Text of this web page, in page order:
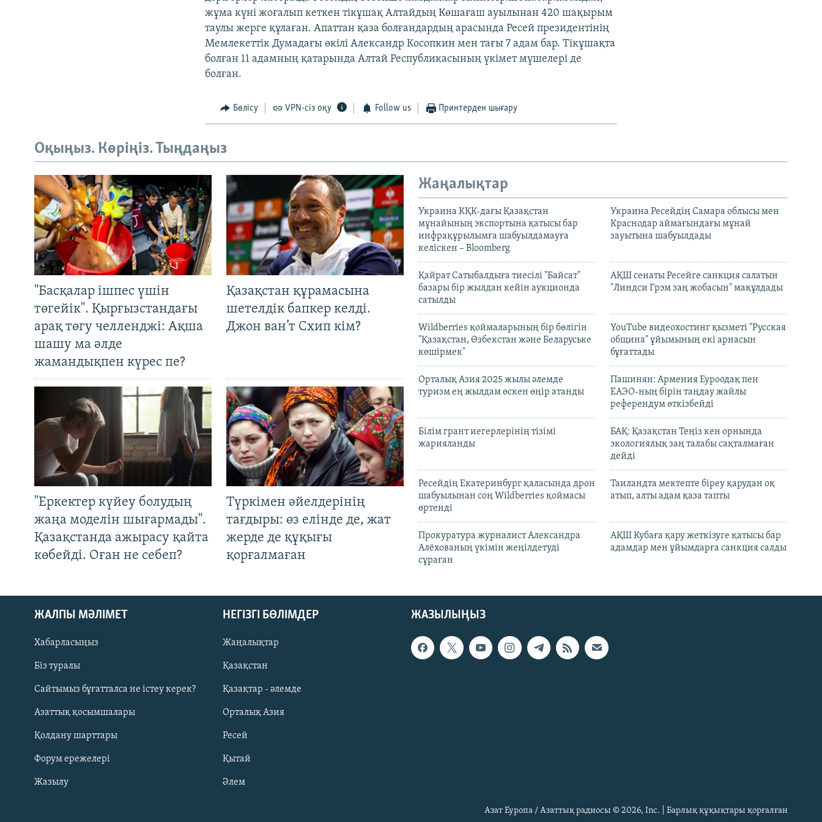
Русский
ЖАЗЫЛЫҢЫЗ
жұма күні жоғалып кеткен тікұшақ Алтайдың Көшағаш ауылынан 420 шақырым
таулы жерге құлаған. Апаттан қаза болғандардың арасында Ресей президентінің
Мемлекеттік Думадағы өкілі Александр Косопкин мен тағы 7 адам бар. Тікұшақта
болған 11 адамның қатарында Алтай Республикасының үкімет мүшелері де
болған.
Бөлісу VPN-сіз оқу Follow us Принтерден шығару
Оқыңыз. Көріңіз. Тыңдаңыз
"Басқалар ішпес үшін
төгейік". Қырғызстандағы
арақ төгу челленджі: Ақша
шашу ма әлде
жамандықпен күрес пе?
Қазақстан құрамасына
шетелдік бапкер келді.
Джон ван’т Схип кім?
"Еркектер күйеу болудың
жаңа моделін шығармады".
Қазақстанда ажырасу қайта
көбейді. Оған не себеп?
Түркімен әйелдерінің
тағдыры: өз елінде де, жат
жерде де құқығы
қорғалмаған
Жаңалықтар
Украина КҚК-дағы Қазақстан
мұнайының экспортына қатысы бар
инфрақұрылымға шабуылдамауға
келіскен – Bloomberg
Украина Ресейдің Самара облысы мен
Краснодар аймағындағы мұнай
зауытына шабуылдады
Қайрат Сатыбалдыға тиесілі "Байсат"
базары бір жылдан кейін аукционда
сатылды
АҚШ сенаты Ресейге санкция салатын
"Линдси Грэм заң жобасын" мақұлдады
Wildberries қоймаларының бір бөлігін
"Қазақстан, Өзбекстан және Беларуське
көшірмек"
YouTube видеохостинг қызметі "Русская
община" ұйымының екі арнасын
бұғаттады
Орталық Азия 2025 жылы әлемде
туризм ең жылдам өскен өңір атанды
Пашинян: Армения Еуроодақ пен
ЕАЭО-ның бірін таңдау жайлы
референдум өткізбейді
Білім грант иегерлерінің тізімі
жарияланды
БАҚ: Қазақстан Теңіз кен орнында
экологиялық заң талабы сақталмаған
дейді
Ресейдің Екатеринбург қаласында дрон
шабуылынан соң Wildberries қоймасы
өртенді
Таиландта мектепте біреу қарудан оқ
атып, алты адам қаза тапты
Прокуратура журналист Александра
Алёхованың үкімін жеңілдетуді
сұраған
АҚШ Кубаға қару жеткізуге қатысы бар
адамдар мен ұйымдарға санкция салды
ЖАЗЫЛЫҢЫЗ
ЖАЛПЫ МӘЛІМЕТ
Хабарласыңыз
Біз туралы
Сайтымыз бұғатталса не істеу керек?
Азаттық қосымшалары
Қолдану шарттары
Форум ережелері
Жазылу
НЕГІЗГІ БӨЛІМДЕР
Жаңалықтар
Қазақстан
Қазақтар - әлемде
Орталық Азия
Ресей
Қытай
Әлем
Азат Еуропа / Азаттық радиосы © 2026, Inc. | Барлық құқықтары қорғалған